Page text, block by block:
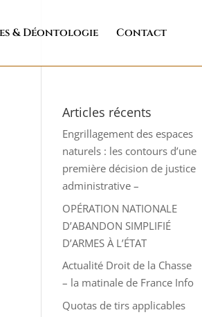
& Déontologie Contact
Articles récents
Engrillagement des espaces
naturels : les contours d’une
première décision de justice
administrative –
OPÉRATION NATIONALE
D’ABANDON SIMPLIFIÉ
D’ARMES À L’ÉTAT
Actualité Droit de la Chasse
– la matinale de France Info
Quotas de tirs applicables